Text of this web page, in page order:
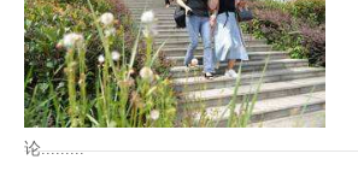
论.........